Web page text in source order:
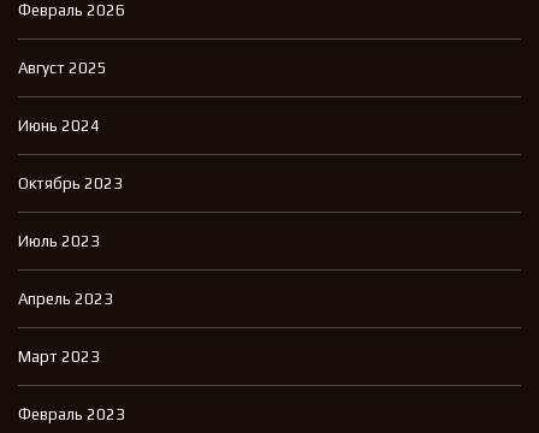
Февраль 2026
Август 2025
Июнь 2024
Октябрь 2023
Июль 2023
Апрель 2023
Март 2023
Февраль 2023